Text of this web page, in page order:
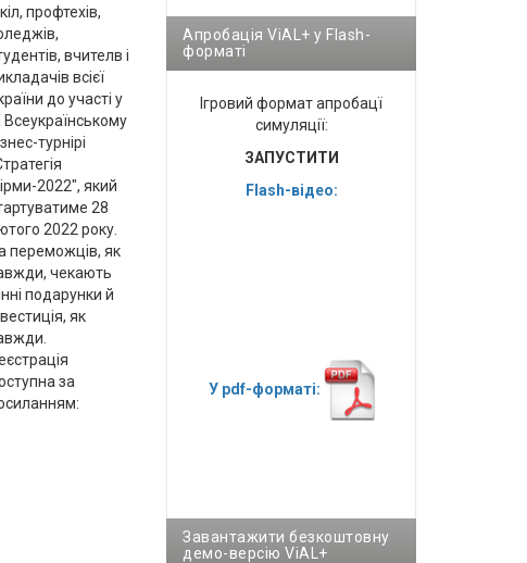
профтехів,
вчителв і
всієї
до участі у
Всеукраїнському
турнірі
2022", який
28
2022 року.
переможців, як
чекають
подарунки й
як
за
Апробація ViAL+ у Flash-
форматі
Ігровий формат апробацї
симуляції:
ЗАПУСТИТИ
Flash-відео:
У pdf-форматі:
Завантажити безкоштовну
демо-версію ViAL+